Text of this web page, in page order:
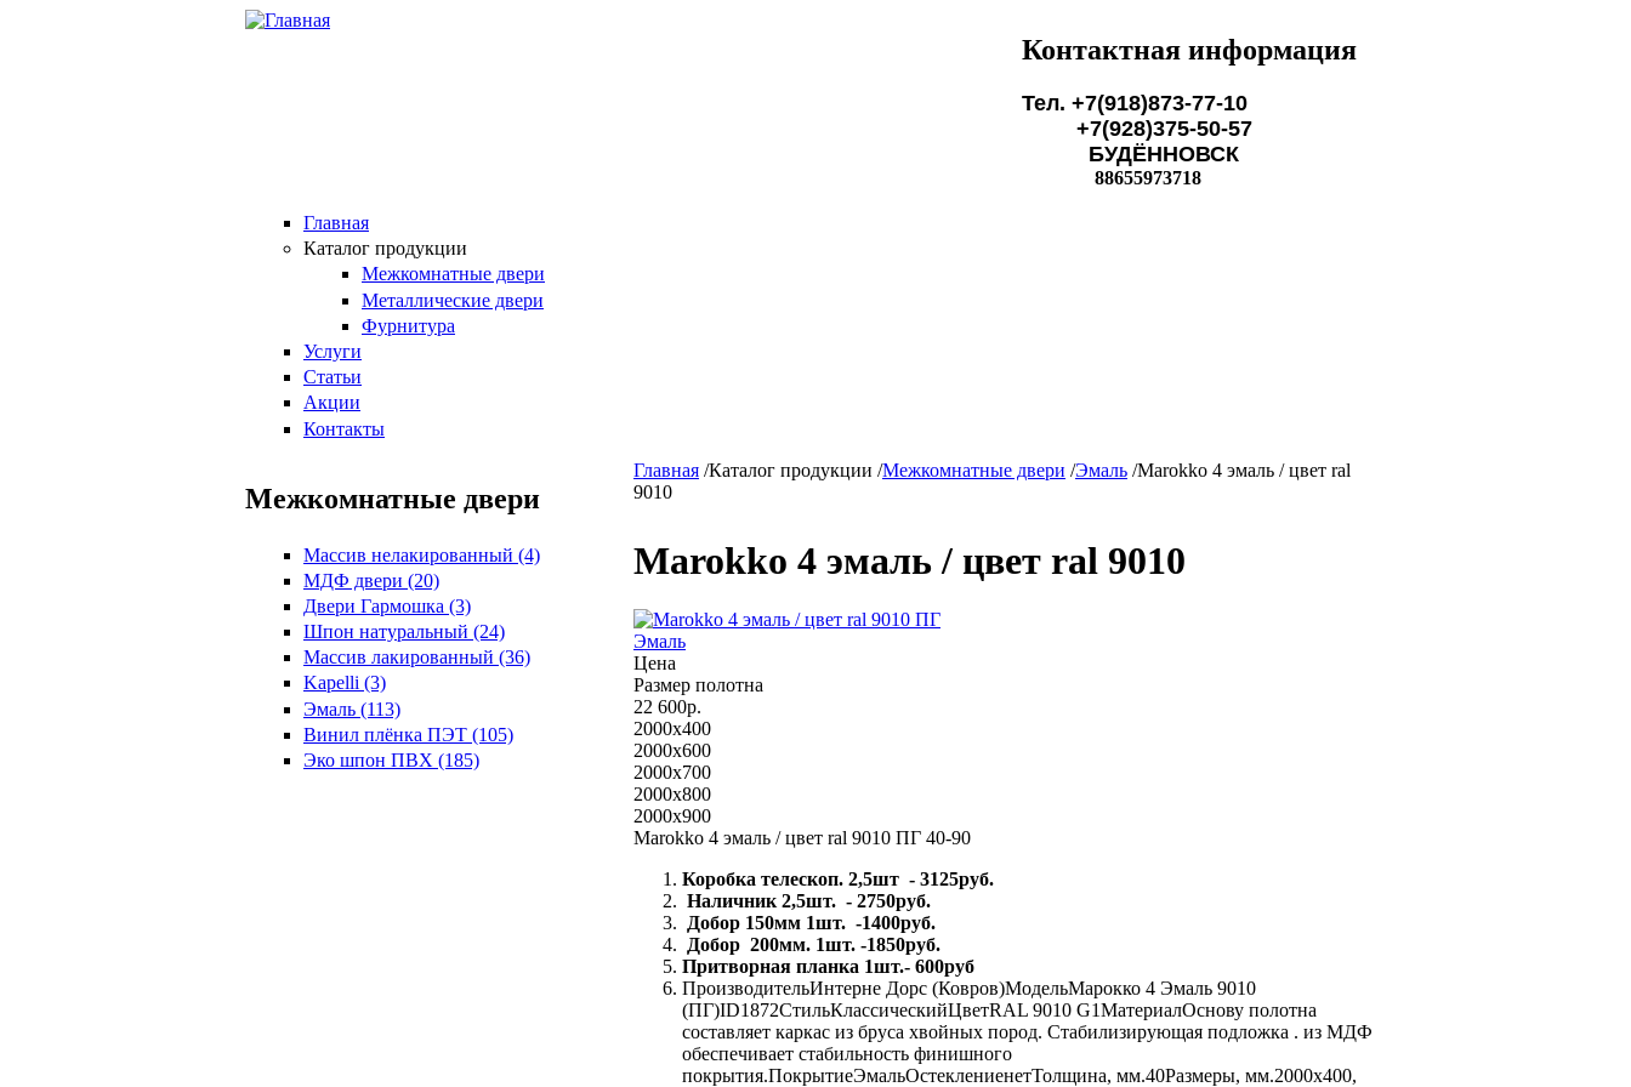
Перейти к основному содержанию
Контактная информация
Тел. +7(918)873-77-10
+7(928)375-50-57
БУДЁННОВСК
88655973718
Главная
Каталог продукции
Межкомнатные двери
Металлические двери
Фурнитура
Услуги
Статьи
Акции
Контакты
Межкомнатные двери
Массив нелакированный (4)
МДФ двери (20)
Двери Гармошка (3)
Шпон натуральный (24)
Массив лакированный (36)
Kapelli (3)
Эмаль (113)
Винил плёнка ПЭТ (105)
Эко шпон ПВХ (185)
Главная /Каталог продукции /Межкомнатные двери /Эмаль /Marokko 4 эмаль / цвет ral
9010
Marokko 4 эмаль / цвет ral 9010
Эмаль
Цена
Размер полотна
22 600р.
2000x400
2000x600
2000x700
2000x800
2000x900
Marokko 4 эмаль / цвет ral 9010 ПГ 40-90
Коробка телескоп. 2,5шт - 3125руб.
Наличник 2,5шт. - 2750руб.
Добор 150мм 1шт. -1400руб.
Добор 200мм. 1шт. -1850руб.
Притворная планка 1шт.- 600руб
ПроизводительИнтерне Дорс (Ковров)МодельМарокко 4 Эмаль 9010
(ПГ)ID1872СтильКлассическийЦветRAL 9010 G1МатериалОснову полотна
составляет каркас из бруса хвойных пород. Стабилизирующая подложка . из МДФ
обеспечивает стабильность финишного
покрытия.ПокрытиеЭмальОстеклениенетТолщина, мм.40Размеры, мм.2000х400,